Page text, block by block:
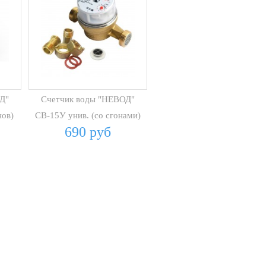
Счетчик воды "НЕВОД"
СВ-15У унив. (со сгонами)
690 руб